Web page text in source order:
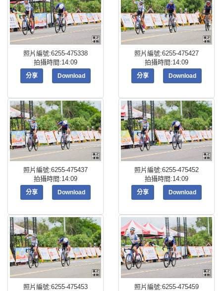
照片編號:6255-475338
拍攝時間:14:09
分享 Download
照片編號:6255-475427
拍攝時間:14:09
分享 Download
照片編號:6255-475437
拍攝時間:14:09
分享 Download
照片編號:6255-475452
拍攝時間:14:09
分享 Download
照片編號:6255-475453
照片編號:6255-475459